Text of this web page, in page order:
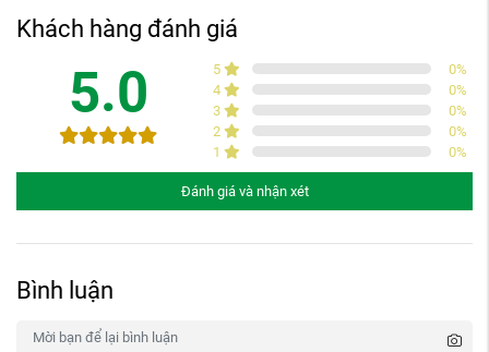
Khách hàng đánh giá
5.0 5 0%
4
0%
3
0%
2
0%
1
0%
Đánh giá và nhận xét
Bình luận